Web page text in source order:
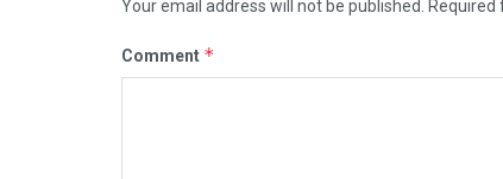
Your email address will not be published. Required
Comment *